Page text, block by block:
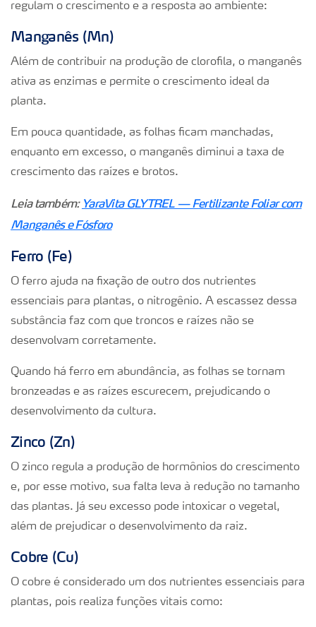
regulam o crescimento e a resposta ao ambiente:
Manganês (Mn)
Além de contribuir na produção de clorofila, o manganês
ativa as enzimas e permite o crescimento ideal da
planta.
Em pouca quantidade, as folhas ficam manchadas,
enquanto em excesso, o manganês diminui a taxa de
crescimento das raízes e brotos.
Leia também: YaraVita GLYTREL — Fertilizante Foliar com
Manganês e Fósforo
Ferro (Fe)
O ferro ajuda na fixação de outro dos nutrientes
essenciais para plantas, o nitrogênio. A escassez dessa
substância faz com que troncos e raízes não se
desenvolvam corretamente.
Quando há ferro em abundância, as folhas se tornam
bronzeadas e as raízes escurecem, prejudicando o
desenvolvimento da cultura.
Zinco (Zn)
O zinco regula a produção de hormônios do crescimento
e, por esse motivo, sua falta leva à redução no tamanho
das plantas. Já seu excesso pode intoxicar o vegetal,
além de prejudicar o desenvolvimento da raiz.
Cobre (Cu)
O cobre é considerado um dos nutrientes essenciais para
plantas, pois realiza funções vitais como: